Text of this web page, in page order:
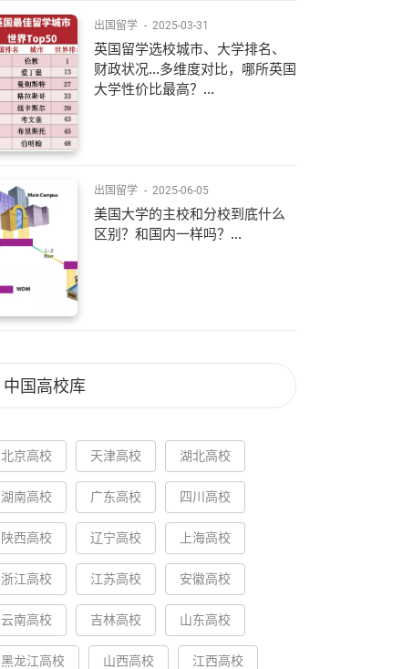
出国留学 - 2025-03-31
英国留学选校城市、大学排名、
财政状况...多维度对比，哪所英国
大学性价比最高？...
出国留学 - 2025-06-05
美国大学的主校和分校到底什么
区别？和国内一样吗？...
中国高校库
北京高校 天津高校 湖北高校
湖南高校 广东高校 四川高校
陕西高校 辽宁高校 上海高校
浙江高校 江苏高校 安徽高校
云南高校 吉林高校 山东高校
黑龙江高校 山西高校 江西高校